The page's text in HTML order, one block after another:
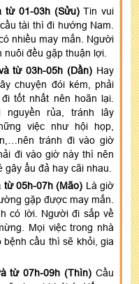
từ 01-03h (Sửu) Tin vui
tài thì đi hướng Nam.
nhiều may mắn. Người
nuôi đều gặp thuận lợi.
từ 03h-05h (Dần) Hay
chuyện đói kém, phải
tốt nhất nên hoãn lại.
nguyền rủa, tránh lây
việc như hội họp,
tránh đi vào giờ
đi vào giờ này thì nên
ẩu đả hay cãi nhau.
từ 05h-07h (Mão) Là giờ
gặp được may mắn.
có lời. Người đi sắp về
Mọi việc trong nhà
cầu thì sẽ khỏi, gia
từ 07h-09h (Thìn) Cầu